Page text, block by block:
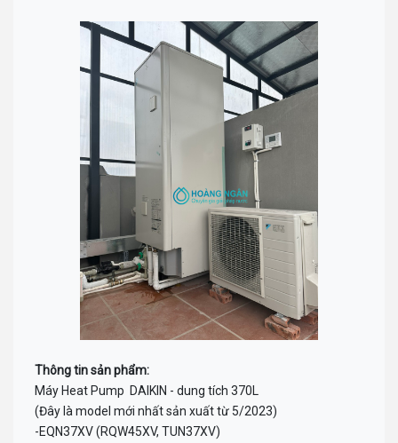
Thông tin sản phẩm:
Máy Heat Pump DAIKIN - dung tích 370L
(Đây là model mới nhất sản xuất từ 5/2023)
-EQN37XV (RQW45XV, TUN37XV)